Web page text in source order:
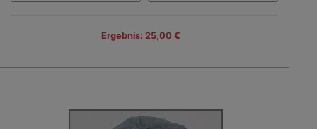
Ergebnis: 25,00 €